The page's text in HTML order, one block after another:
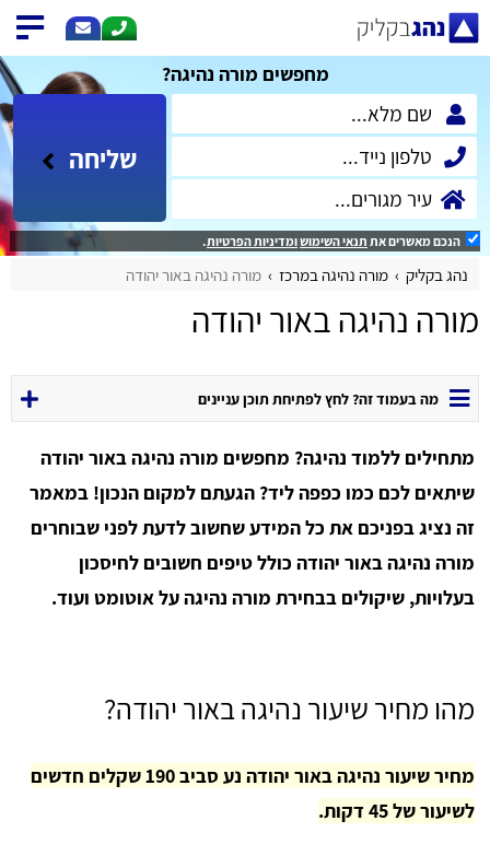
מחפשים מורה נהיגה?
שליחה
הנכם מאשרים את תנאי השימושומדיניות הפרטיות.
נהג בקליק מורה נהיגה במרכז מורה נהיגה באור יהודה
מורה נהיגה באור יהודה
מה בעמוד זה? לחץ לפתיחת תוכן עניינים
מתחילים ללמוד נהיגה? מחפשים מורה נהיגה באור יהודה
שיתאים לכם כמו כפפה ליד? הגעתם למקום הנכון! במאמר
זה נציג בפניכם את כל המידע שחשוב לדעת לפני שבוחרים
מורה נהיגה באור יהודה כולל טיפים חשובים לחיסכון
בעלויות, שיקולים בבחירת מורה נהיגה על אוטומט ועוד.
מהו מחיר שיעור נהיגה באור יהודה?
מחיר שיעור נהיגה באור יהודה נע סביב 190 שקלים חדשים
לשיעור של 45 דקות.